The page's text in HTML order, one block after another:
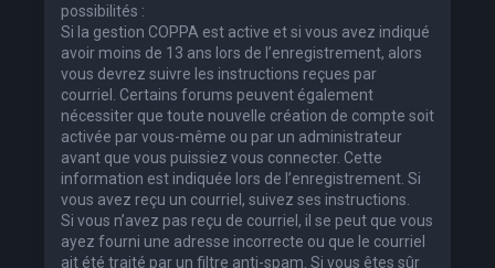
possibilités :
Si la gestion COPPA est active et si vous avez indiqué
avoir moins de 13 ans lors de l’enregistrement, alors
vous devrez suivre les instructions reçues par
courriel. Certains forums peuvent également
nécessiter que toute nouvelle création de compte soit
activée par vous-même ou par un administrateur
avant que vous puissiez vous connecter. Cette
information est indiquée lors de l’enregistrement. Si
vous avez reçu un courriel, suivez ses instructions.
Si vous n’avez pas reçu de courriel, il se peut que vous
ayez fourni une adresse incorrecte ou que le courriel
ait été traité par un filtre anti-spam. Si vous êtes sûr